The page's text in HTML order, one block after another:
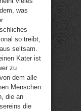
was
so treibt,
seltsam.
Kater ist
zu
dem alle
Menschen
die an
die